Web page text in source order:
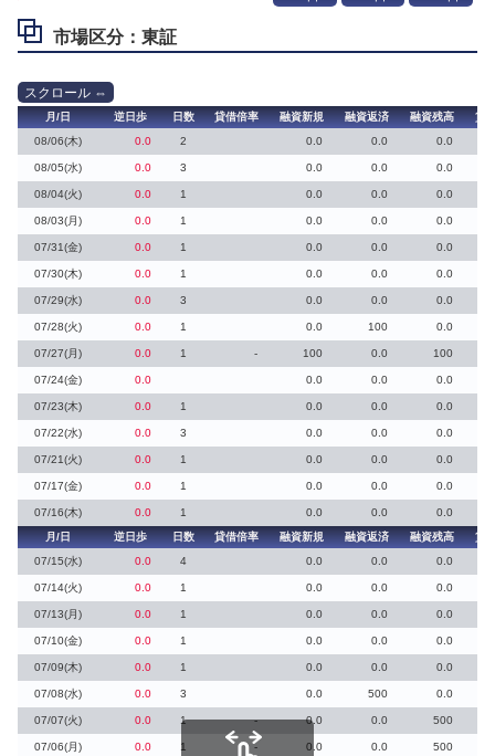
市場区分：東証
月/日 逆日歩 日数 貸借倍率 融資新規 融資返済 融資残高
貸
08/06(木)
0.0 2 0.0 0.0 0.0
08/05(水) 0.0 3 0.0 0.0 0.0
08/04(火) 0.0 1 0.0 0.0 0.0
08/03(月) 0.0 1 0.0 0.0 0.0
07/31(金) 0.0 1 0.0 0.0 0.0
07/30(木) 0.0 1 0.0 0.0 0.0
07/29(水) 0.0 3 0.0 0.0 0.0
07/28(火) 0.0 1 0.0 100 0.0
07/27(月) 0.0 1 - 100 0.0 100
07/24(金) 0.0 0.0 0.0 0.0
07/23(木) 0.0 1 0.0 0.0 0.0
07/22(水) 0.0 3 0.0 0.0 0.0
07/21(火) 0.0 1 0.0 0.0 0.0
07/17(金) 0.0 1 0.0 0.0 0.0
07/16(木) 0.0 1 0.0 0.0
0.0
月/日
逆日歩 日数 貸借倍率 融資新規 融資返済 融資残高
貸
07/15(水)
0.0 4 0.0 0.0 0.0
07/14(火) 0.0 1 0.0 0.0 0.0
07/13(月) 0.0 1 0.0 0.0 0.0
07/10(金) 0.0 1 0.0 0.0 0.0
07/09(木) 0.0 1 0.0 0.0 0.0
07/08(水) 0.0 3 0.0 500 0.0
07/07(火) 0.0 1 - 0.0 0.0 500
07/06(月) 0.0 1 - 0.0 0.0 500